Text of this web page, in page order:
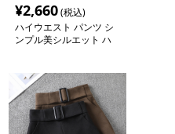
¥2,660(税込)
ハイウエスト パンツ シ
ンプル美シルエット ハ